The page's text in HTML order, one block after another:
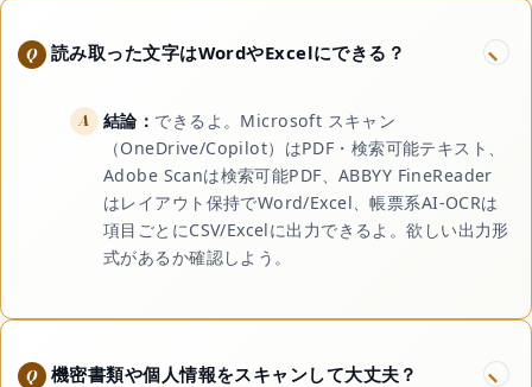
読み取った文字はWordやExcelにできる？
結論： できるよ。Microsoft スキャン
（OneDrive/Copilot）はPDF・検索可能テキスト、
Adobe Scanは検索可能PDF、ABBYY FineReader
はレイアウト保持でWord/Excel、帳票系AI-OCRは
項目ごとにCSV/Excelに出力できるよ。欲しい出力形
式があるか確認しよう。
機密書類や個人情報をスキャンして大丈夫？